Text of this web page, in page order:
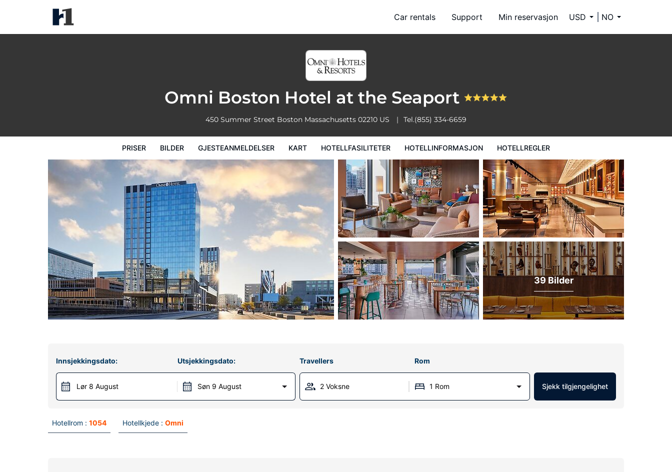
Car rentals Support Min reservasjon USD NO
Omni Boston Hotel at the Seaport
450 Summer Street Boston Massachusetts 02210 US Tel.(855) 334-6659
PRISER BILDER GJESTEANMELDELSER KART HOTELLFASILITETER HOTELLINFORMASJON HOTELLREGLER
39 Bilder
Innsjekkingsdato:
Lør 8 August
Utsjekkingsdato:
Søn 9 August
Travellers Rom
2 Voksne 1 Rom Sjekk tilgjengelighet
Hotellrom : 1054 Hotellkjede : Omni